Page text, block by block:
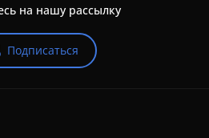
на нашу рассылку
Подписаться